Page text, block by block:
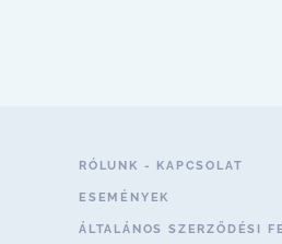
RÓLUNK - KAPCSOLAT
ESEMÉNYEK
ÁLTALÁNOS SZERZŐDÉSI